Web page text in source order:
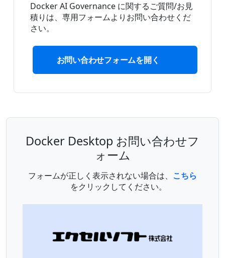
Docker AI Governance に関するご質問/お見
積りは、専用フォームよりお問い合わせくだ
さい。
お問い合わせフォームを開く
Docker Desktop お問い合わせフ
ォーム
フォームが正しく表示されない場合は、 こちら
をクリックしてください。